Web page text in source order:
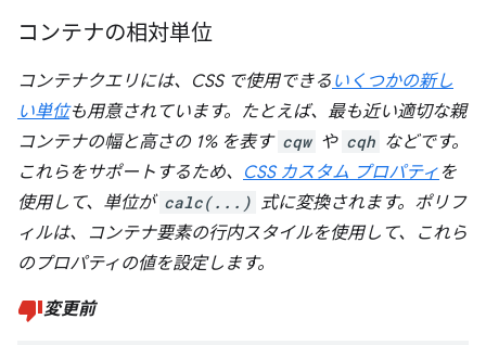
コンテナの相対単位
コンテナクエリには、CSS で使用できる いくつかの新し
い単位も用意されています。たとえば、最も近い適切な親
コンテナの幅と高さの 1% を表す cqw や cqh などです。
これらをサポートするため、 CSS カスタム プロパティ を
使用して、単位が calc(...) 式に変換されます。ポリフ
ィルは、コンテナ要素の行内スタイルを使用して、これら
のプロパティの値を設定します。
変更前